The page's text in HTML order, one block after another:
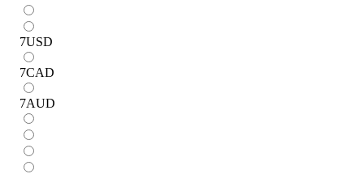
7USD
7CAD
7AUD